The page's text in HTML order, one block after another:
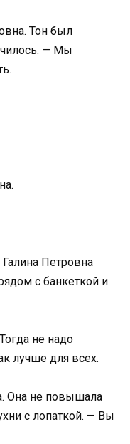
Тон был
— Мы
Петровна
с банкеткой и
не надо
лучше для всех.
Она не повышала
с лопаткой. — Вы